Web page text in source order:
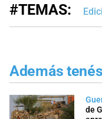
#TEMAS:
Además
de